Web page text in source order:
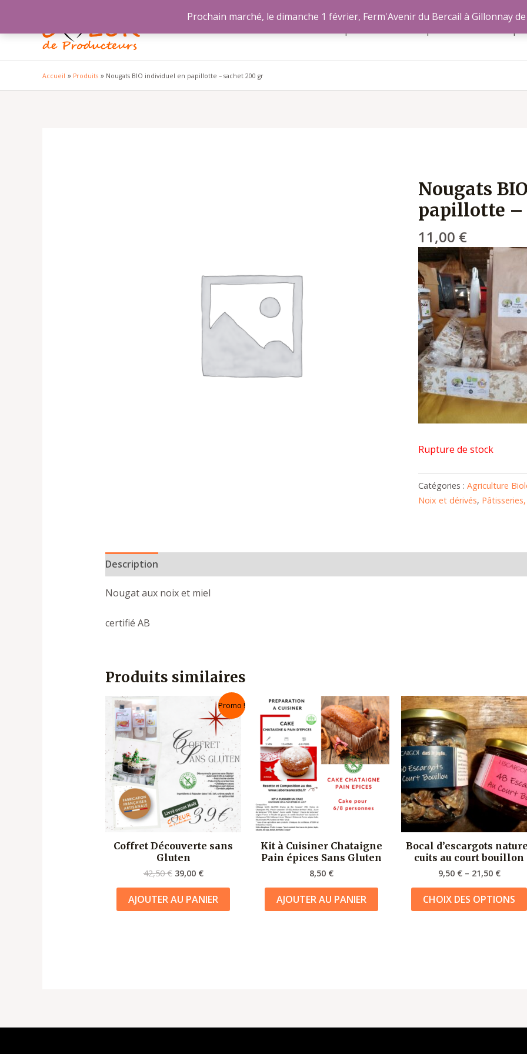
contenu
Accueil Produits Nougats BIO individuel en papillotte – sachet 200 gr
Nougats
papillotte –
11,00 €
Rupture de stock
Catégories :Agriculture
Noix et dérivés,
Description
Nougat aux noix et miel
certifié AB
Produits similaires
Promo !
Coffret Découverte sans
Gluten
42,50€
était :
42,50 €.
39,00 €
Le
prix
actuel
est :
39,00 €.
AJOUTER AU PANIER
Kit à Cuisiner Chataigne
Pain épices Sans Gluten
8,50 €
AJOUTER AU PANIER
Bocal d’escargots
cuits au court bouillon
9,50 €– 21,50 €
CHOIX DES OPTIONS
Prochain marché, le dimanche 1 février, Ferm'Avenir du Bercail à Gillonnay de